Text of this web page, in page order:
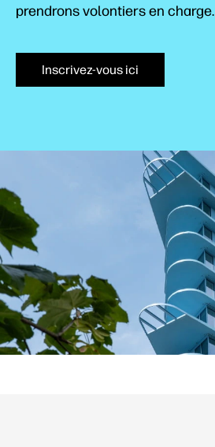
prendrons volontiers en charge.
Inscrivez-vous ici